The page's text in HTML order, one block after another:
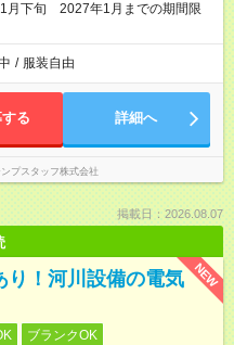
月下旬 2027年1月までの期間限
/ 服装自由
る 詳細へ
プスタッフ株式会社
掲載日：2026.08.07
NEW
り！河川設備の電気
ブランクOK